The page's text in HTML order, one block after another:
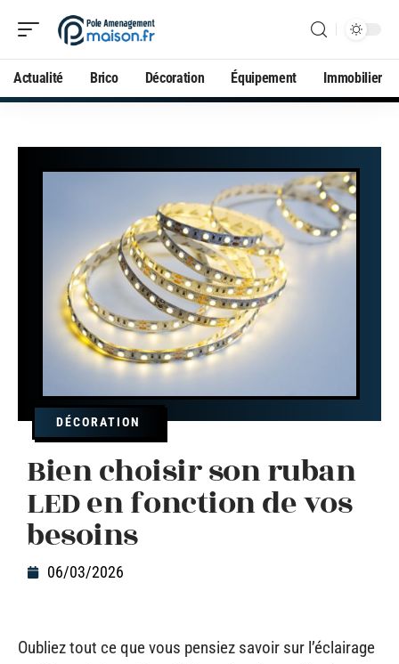
Actualité Brico Décoration Équipement Immobilier
DÉCORATION
Bien choisir son ruban
LED en fonction de vos
besoins
06/03/2026
Oubliez tout ce que vous pensiez savoir sur l’éclairage